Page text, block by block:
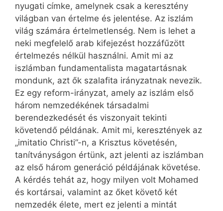
nyugati címke, amelynek csak a keresztény
világban van értelme és jelentése. Az iszlám
világ számára értelmetlenség. Nem is lehet a
neki megfelelő arab kifejezést hozzáfűzött
értelmezés nélkül használni. Amit mi az
iszlámban fundamentalista magatartásnak
mondunk, azt ők szalafita irányzatnak nevezik.
Ez egy reform-irányzat, amely az iszlám első
három nemzedékének társadalmi
berendezkedését és viszonyait tekinti
követendő példának. Amit mi, keresztények az
„imitatio Christi”-n, a Krisztus követésén,
tanítványságon értünk, azt jelenti az iszlámban
az első három generáció példájának követése.
A kérdés tehát az, hogy milyen volt Mohamed
és kortársai, valamint az őket követő két
nemzedék élete, mert ez jelenti a mintát